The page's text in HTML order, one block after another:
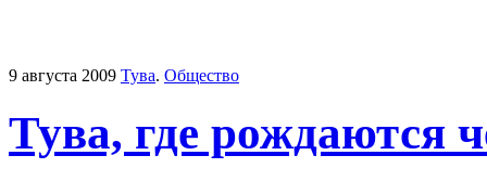
9 августа 2009 Тува. Общество
Тува, где рождаются